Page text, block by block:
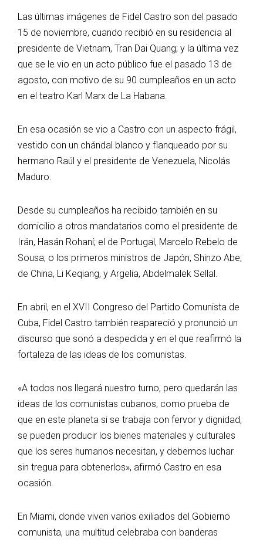
Las últimas imágenes de Fidel Castro son del pasado
15 de noviembre, cuando recibió en su residencia al
presidente de Vietnam, Tran Dai Quang; y la última vez
que se le vio en un acto público fue el pasado 13 de
agosto, con motivo de su 90 cumpleaños en un acto
en el teatro Karl Marx de La Habana.
En esa ocasión se vio a Castro con un aspecto frágil,
vestido con un chándal blanco y flanqueado por su
hermano Raúl y el presidente de Venezuela, Nicolás
Maduro.
Desde su cumpleaños ha recibido también en su
domicilio a otros mandatarios como el presidente de
Irán, Hasán Rohaní; el de Portugal, Marcelo Rebelo de
Sousa; o los primeros ministros de Japón, Shinzo Abe;
de China, Li Keqiang, y Argelia, Abdelmalek Sellal.
En abril, en el XVII Congreso del Partido Comunista de
Cuba, Fidel Castro también reapareció y pronunció un
discurso que sonó a despedida y en el que reafirmó la
fortaleza de las ideas de los comunistas.
«A todos nos llegará nuestro turno, pero quedarán las
ideas de los comunistas cubanos, como prueba de
que en este planeta si se trabaja con fervor y dignidad,
se pueden producir los bienes materiales y culturales
que los seres humanos necesitan, y debemos luchar
sin tregua para obtenerlos», afirmó Castro en esa
ocasión.
En Miami, donde viven varios exiliados del Gobierno
comunista, una multitud celebraba con banderas